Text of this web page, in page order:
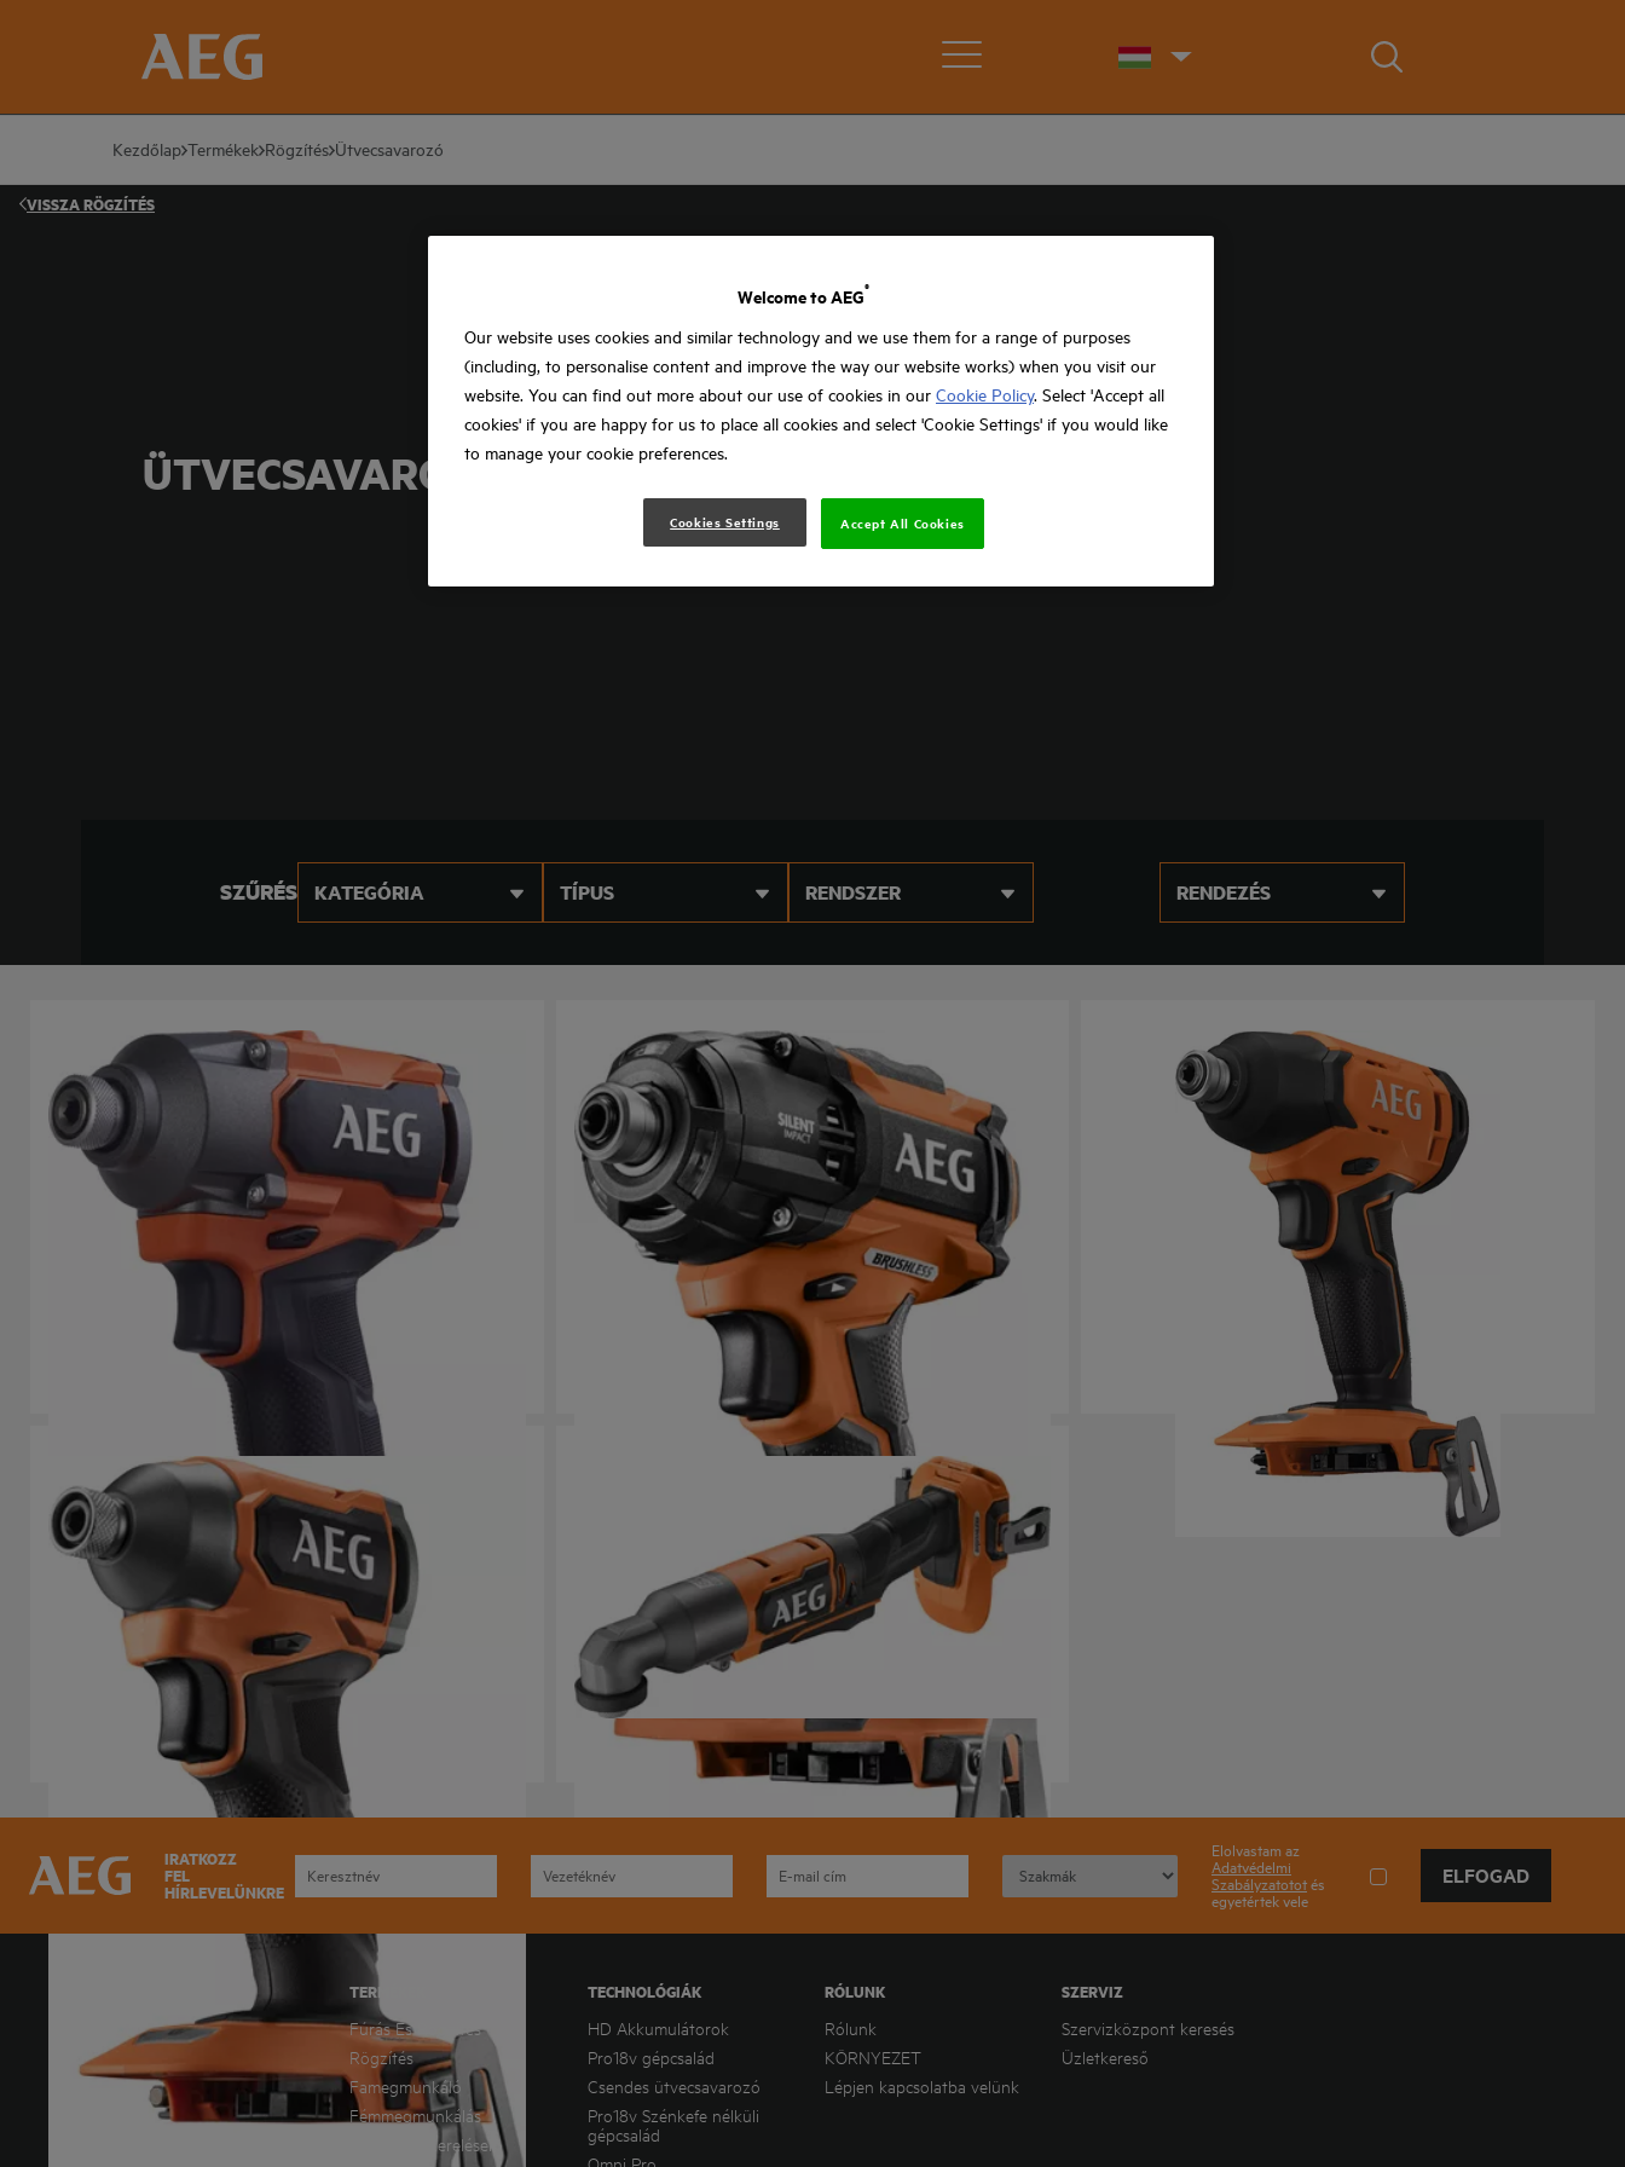
Kezdőlap Termékek Rögzítés Ütvecsavarozó
VISSZARÖGZÍTÉS
ÜTVECSAVAROZÓ
SZŰRÉS KATEGÓRIA TÍPUS RENDSZER RENDEZÉS
18 V szénkefe nélküli ütvecsavarozó
BSS 18C3B3
Termék verziók
18 V olajnyomásos ütvecsavarozó
BSS 18OP
Termék verziók: x
BSS 18C2
Termék verziók : x1
Termék verziók : x1
BSS 18SRABL
Termék verziók: x1
IRATKOZZ
FEL
HÍRLEVELÜNKRE
Elolvastam az
Adatvédelmi
Szabályzatototés
egyetértek vele
ELFOGAD
KATALÓGUS, AKCIÓS ÚJSÁG
TERMÉKEK
Fúrás És Rögzítés
Rögzítés
Famegmunkáló
Fémmegmunkálás
Egyéb Felszerelések;
TECHNOLÓGIÁK
HD Akkumulátorok
Pro18v gépcsalád
Csendes ütvecsavarozó
Pro18v Szénkefe nélküli
gépcsalád
RÓLUNK
Rólunk
KÖRNYEZET
Lépjen kapcsolatba velünk
SZERVIZ
Szervizközpont keresés
Üzletkereső
Welcome to AEG
®
Our website uses cookies and similar technology and we use them for a range of purposes
(including, to personalise content and improve the way our website works) when you visit our
website. You can find out more about our use of cookies in our Cookie Policy. Select 'Accept all
cookies' if you are happy for us to place all cookies and select 'Cookie Settings' if you would like
to manage your cookie preferences.
Cookies Settings Accept All Cookies